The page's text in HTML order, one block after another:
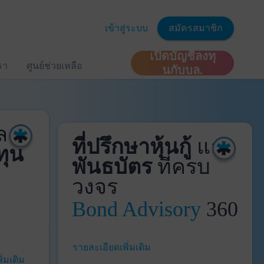
เข้าสู่ระบบ สมัครสมาชิก
า ศูนย์ช่วยเหลือ
เปิดบัญชีลงทุ
นกับบล.
ะ
น
มเติม
ที่ปรึกษาหุ้นกู้ และ
พันธบัตรที่ครบ
วงจร
Bond Advisory360
รายละเอียดเพิ่มเติม